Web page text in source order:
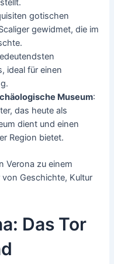
gotischen
gewidmet, die im
ideal für einen
Museum:
das heute als
dient und einen
Region bietet.
Verona zu einem
Geschichte, Kultur
Das Tor